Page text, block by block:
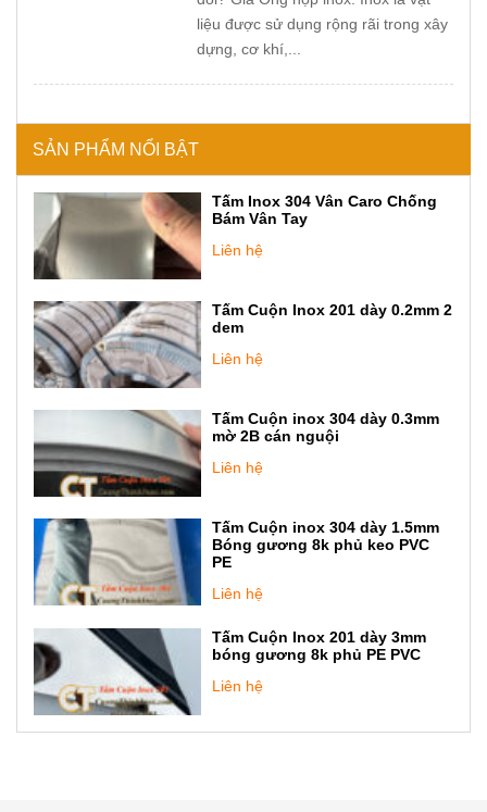
liệu được sử dụng rộng rãi trong xây
dựng, cơ khí,...
SẢN PHẨM NỔI BẬT
Tấm Inox 304 Vân Caro Chống
Bám Vân Tay
Liên hệ
Tấm Cuộn Inox 201 dày 0.2mm 2
dem
Liên hệ
Tấm Cuộn inox 304 dày 0.3mm
mờ 2B cán nguội
Liên hệ
Tấm Cuộn inox 304 dày 1.5mm
Bóng gương 8k phủ keo PVC
PE
Liên hệ
Tấm Cuộn Inox 201 dày 3mm
bóng gương 8k phủ PE PVC
Liên hệ